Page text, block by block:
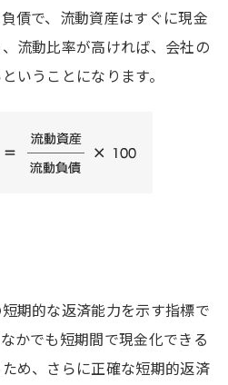
債で、流動資産はすぐに現金
流動比率が高ければ、会社の
いうことになります。
期的な返済能力を示す指標で
かでも短期間で現金化できる
め、さらに正確な短期的返済